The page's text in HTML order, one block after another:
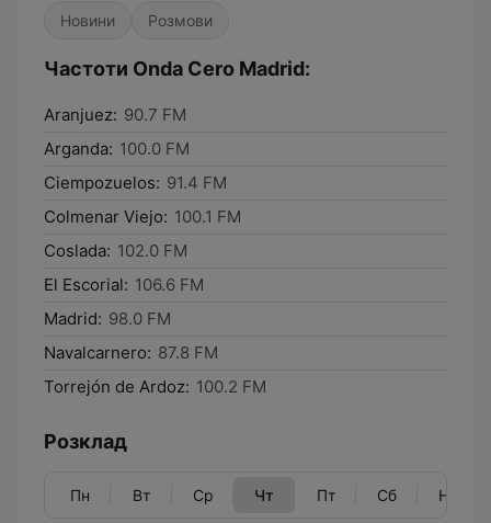
Новини Розмови
Частоти Onda Cero Madrid:
Aranjuez: 90.7 FM
Arganda: 100.0 FM
Ciempozuelos: 91.4 FM
Colmenar Viejo: 100.1 FM
Coslada: 102.0 FM
El Escorial: 106.6 FM
Madrid: 98.0 FM
Navalcarnero: 87.8 FM
Torrejón de Ardoz: 100.2 FM
Розклад
Пн Вт Ср Чт Пт Сб Нд